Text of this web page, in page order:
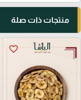
منتجات ذات صلة
favorite_border